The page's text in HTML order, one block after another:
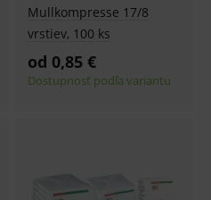
Mullkompresse 17/8
vrstiev, 100 ks
od 0,85 €
Dostupnosť podľa variantu